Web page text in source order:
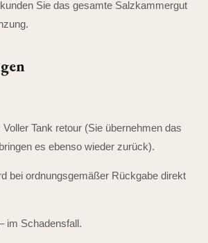
Sie das gesamte Salzkammergut
Voller Tank retour (Sie übernehmen das
es ebenso wieder zurück).
bei ordnungsgemäßer Rückgabe direkt
im Schadensfall.